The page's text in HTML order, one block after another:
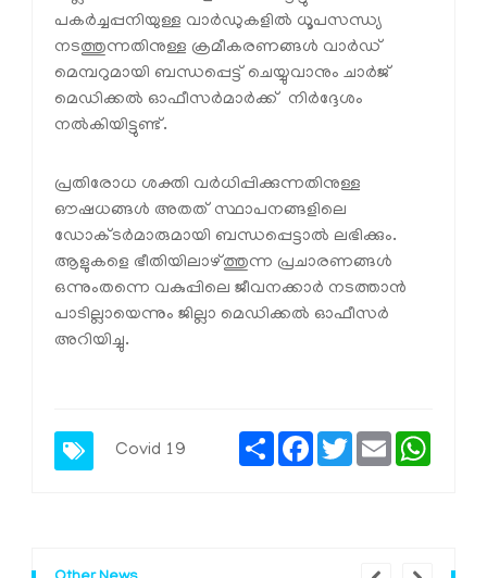
പകര്‍ച്ചപ്പനിയുള്ള വാര്‍ഡുകളില്‍ ധൂപസന്ധ്യ
നടത്തുന്നതിനുള്ള ക്രമീകരണങ്ങള്‍ വാര്‍ഡ്
മെമ്പറുമായി ബന്ധപ്പെട്ട് ചെയ്യുവാനും ചാര്‍ജ്
മെഡിക്കല്‍ ഓഫീസര്‍മാര്‍ക്ക് നിര്‍ദ്ദേശം
നല്‍കിയിട്ടുണ്ട്.
പ്രതിരോധ ശക്തി വര്‍ധിപ്പിക്കുന്നതിനുള്ള
ഔഷധങ്ങള്‍ അതത് സ്ഥാപനങ്ങളിലെ
ഡോക്ടര്‍മാരുമായി ബന്ധപ്പെട്ടാല്‍ ലഭിക്കും.
ആളുകളെ ഭീതിയിലാഴ്ത്തുന്ന പ്രചാരണങ്ങള്‍
ഒന്നുംതന്നെ വകുപ്പിലെ ജീവനക്കാര്‍ നടത്താന്‍
പാടില്ലായെന്നും ജില്ലാ മെഡിക്കല്‍ ഓഫീസര്‍
അറിയിച്ചു.
Covid 19
ShareFacebook
TwitterEmail